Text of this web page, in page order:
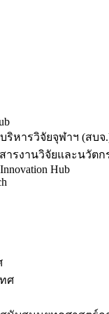
ริหารวิจัยจุฬาฯ (สบจ
ารงานวิจัยและนวัตก
Hub
ศ